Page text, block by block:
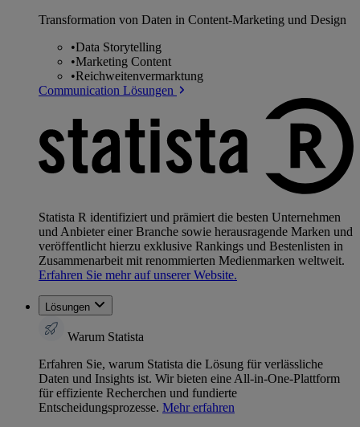
Transformation von Daten in Content-Marketing und Design
•Data Storytelling
•Marketing Content
•Reichweitenvermarktung
Communication Lösungen
Statista R identifiziert und prämiert die besten Unternehmen
und Anbieter einer Branche sowie herausragende Marken und
veröffentlicht hierzu exklusive Rankings und Bestenlisten in
Zusammenarbeit mit renommierten Medienmarken weltweit.
Erfahren Sie mehr auf unserer Website.
Lösungen
Warum Statista
Erfahren Sie, warum Statista die Lösung für verlässliche
Daten und Insights ist. Wir bieten eine All-in-One-Plattform
für effiziente Recherchen und fundierte
Entscheidungsprozesse. Mehr erfahren